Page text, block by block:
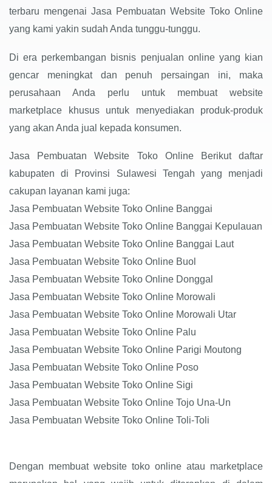
terbaru mengenai Jasa Pembuatan Website Toko Online
yang kami yakin sudah Anda tunggu-tunggu.
Di era perkembangan bisnis penjualan online yang kian
gencar meningkat dan penuh persaingan ini, maka
perusahaan Anda perlu untuk membuat website
marketplace khusus untuk menyediakan produk-produk
yang akan Anda jual kepada konsumen.
Jasa Pembuatan Website Toko Online Berikut daftar
kabupaten di Provinsi Sulawesi Tengah yang menjadi
cakupan layanan kami juga:
Jasa Pembuatan Website Toko Online Banggai
Jasa Pembuatan Website Toko Online Banggai Kepulauan
Jasa Pembuatan Website Toko Online Banggai Laut
Jasa Pembuatan Website Toko Online Buol
Jasa Pembuatan Website Toko Online Donggal
Jasa Pembuatan Website Toko Online Morowali
Jasa Pembuatan Website Toko Online Morowali Utar
Jasa Pembuatan Website Toko Online Palu
Jasa Pembuatan Website Toko Online Parigi Moutong
Jasa Pembuatan Website Toko Online Poso
Jasa Pembuatan Website Toko Online Sigi
Jasa Pembuatan Website Toko Online Tojo Una-Un
Jasa Pembuatan Website Toko Online Toli-Toli
Dengan membuat website toko online atau marketplace